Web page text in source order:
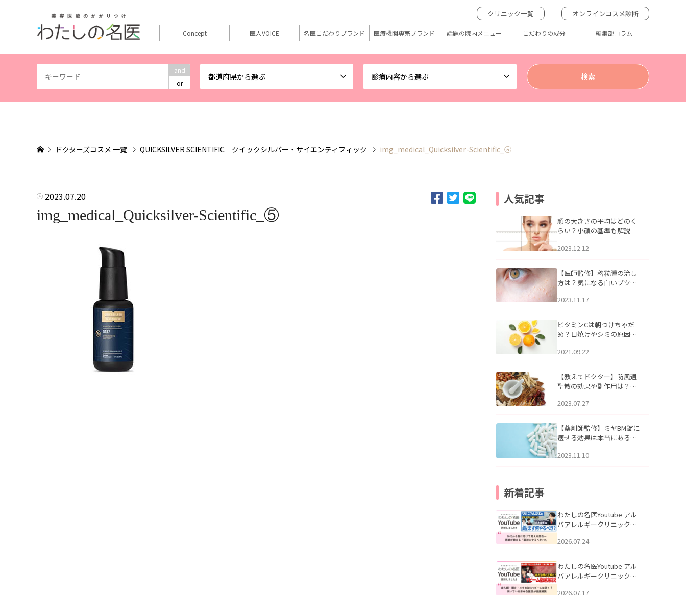
and
or
都道府県から選ぶ 診療内容から選ぶ
クリニック一覧 オンラインコスメ診断
Concept 医人VOICE 名医こだわりブランド 医療機関専売ブランド 話題の院内メニュー こだわりの成分 編集部コラム
ドクターズコスメ 一覧 QUICKSILVER SCIENTIFIC クイックシルバー・サイエンティフィック img_medical_Quicksilver-Scientific_⑤
2023.07.20
img_medical_Quicksilver-Scientific_⑤
人気記事
顔の大きさの平均はどのく
らい？小顔の基準も解説
2023.12.12
【医師監修】稗粒腫の治し
方は？気になる白いブツブ
アについて
2023.11.17
ビタミンCは朝つけちゃだ
め？日焼けやシミの原因に
2021.09.22
【教えてドクター】防風通
聖散の効果や副作用は？長
2023.07.27
【薬剤師監修】ミヤBM錠に
痩せる効果は本当にある
2023.11.10
新着記事
わたしの名医Youtube アル
バアレルギークリニック札
える男性へ｜医師が教える
公開いたしました。
2026.07.24
わたしの名医Youtube アル
バアレルギークリニック札
跡にVビームは効く？向いて
2026.07.17